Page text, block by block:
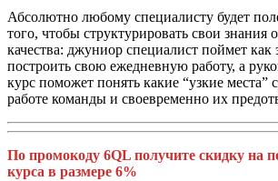
Абсолютно любому специалисту будет
того, чтобы структурировать свои знания
качества: джуниор специалист поймет
построить свою ежедневную работу, а
курс поможет понять какие “узкие места”
работе команды и своевременно их
По промокоду 6QL получите скидку на
курса в размере 6%